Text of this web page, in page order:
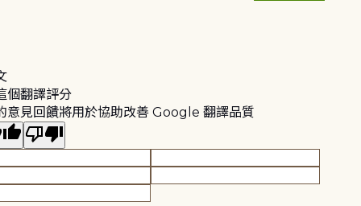
個翻譯評分
意見回饋將用於協助改善 Google 翻譯品質